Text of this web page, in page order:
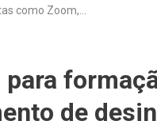
como Zoom,…
de